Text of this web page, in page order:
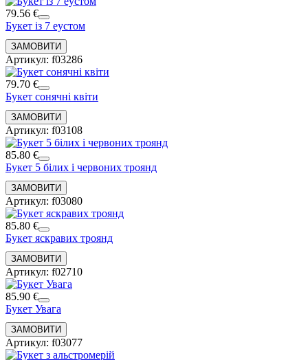
79.56 €
Букет із 7 еустом
Артикул: f03286
79.70 €
Букет сонячні квіти
Артикул: f03108
85.80 €
Букет 5 білих і червоних троянд
Артикул: f03080
85.80 €
Букет яскравих троянд
Артикул: f02710
85.90 €
Букет Увага
Артикул: f03077